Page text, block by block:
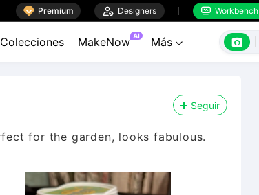
 Premium  Designers  Workbench
Colecciones MakeNow AI Más  
Seguir
for the garden, looks fabulous.